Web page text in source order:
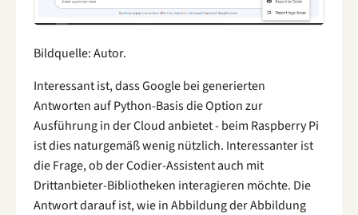
Bildquelle: Autor.
Interessant ist, dass Google bei generierten
Antworten auf Python-Basis die Option zur
Ausführung in der Cloud anbietet - beim Raspberry Pi
ist dies naturgemäß wenig nützlich. Interessanter ist
die Frage, ob der Codier-Assistent auch mit
Drittanbieter-Bibliotheken interagieren möchte. Die
Antwort darauf ist, wie in Abbildung der Abbildung